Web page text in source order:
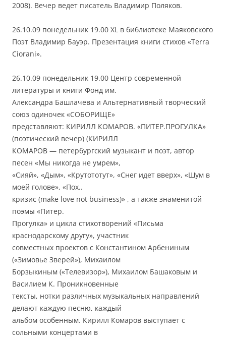
2008). Вечер ведет писатель Владимир Поляков.
26.10.09 понедельник 19.00 XL в библиотеке Маяковского
Поэт Владимир Бауэр. Презентация книги стихов «Terra
Ciorani».
26.10.09 понедельник 19.00 Центр современной
литературы и книги Фонд им.
Александра Башлачева и Альтернативный творческий
союз одиночек «СОБОРИЩЕ»
представляют: КИРИЛЛ КОМАРОВ. «ПИТЕР.ПРОГУЛКА»
(поэтический вечер) (КИРИЛЛ
КОМАРОВ — петербургский музыкант и поэт, автор
песен «Мы никогда не умрем»,
«Сияй», «Дым», «Крутототут», «Снег идет вверх», «Шум в
моей голове», «Пох..
кризис (make love not business)» , а также знаменитой
поэмы «Питер.
Прогулка» и цикла стихотворений «Письма
краснодарскому другу», участник
совместных проектов с Константином Арбениным
(«Зимовье Зверей»), Михаилом
Борзыкиным («Телевизор»), Михаилом Башаковым и
Василием К. Проникновенные
тексты, нотки различных музыкальных направлений
делают каждую песню, каждый
альбом особенным. Кирилл Комаров выступает с
сольными концертами в